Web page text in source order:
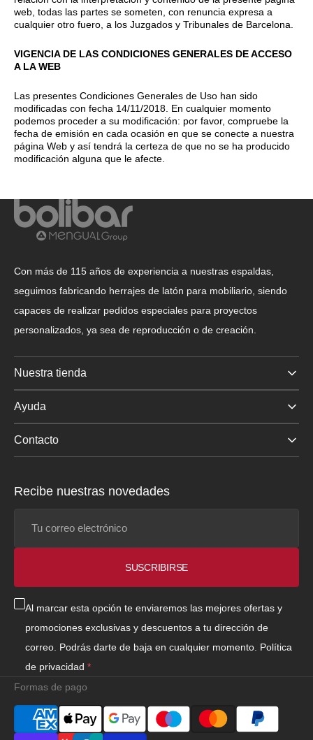
web, todas las partes se someten, con renuncia expresa a
cualquier otro fuero, a los Juzgados y Tribunales de Barcelona.
VIGENCIA DE LAS CONDICIONES GENERALES DE ACCESO
A LA WEB
Las presentes Condiciones Generales de Uso han sido
modificadas con fecha 14/11/2018. En cualquier momento
podemos proceder a su modificación: por favor, compruebe la
fecha de emisión en cada ocasión en que se conecte a nuestra
página Web y así tendrá la certeza de que no se ha producido
modificación alguna que le afecte.
Con más de 115 años de experiencia a nuestras espaldas,
seguimos fabricando herrajes de latón para mobiliario, siendo
capaces de realizar pedidos especiales para proyectos
personalizados, ya sea de reproducción o de creación.
Nuestra tienda
Ayuda
Contacto
Recibe nuestras novedades
SUSCRIBIRSE
Al marcar esta opción te enviaremos las mejores ofertas y
promociones exclusivas y descuentos a tu dirección de
correo. Podrás darte de baja en cualquier momento. Política
de privacidad
Formas de pago